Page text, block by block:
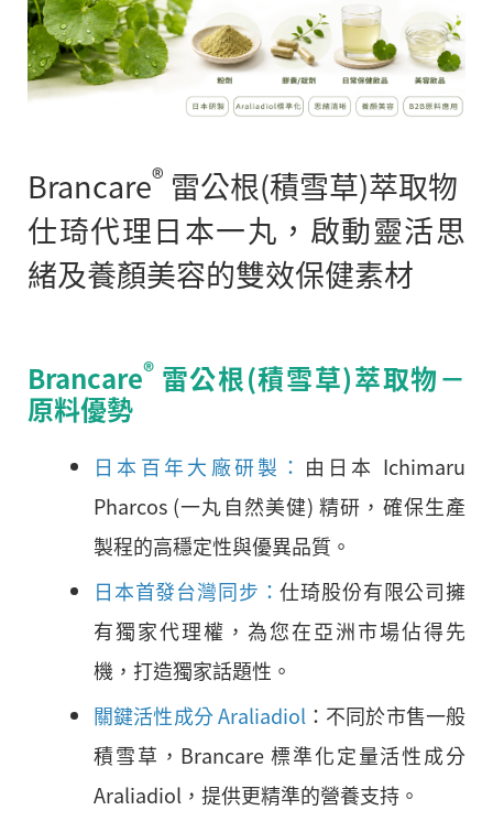
Brancare® 雷公根(積雪草)萃取物
仕琦代理日本一丸，啟動靈活思
緒及養顏美容的雙效保健素材
Brancare® 雷公根(積雪草)萃取物－
原料優勢
日本百年大廠研製： 由日本 Ichimaru
Pharcos (一丸自然美健) 精研，確保生產
製程的高穩定性與優異品質。
日本首發台灣同步：仕琦股份有限公司擁
有獨家代理權，為您在亞洲市場佔得先
機，打造獨家話題性。
關鍵活性成分 Araliadiol ：不同於市售一般
積雪草，Brancare 標準化定量活性成分
Araliadiol，提供更精準的營養支持。